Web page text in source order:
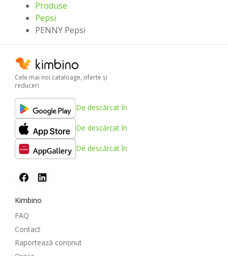
Produse
Pepsi
PENNY Pepsi
Cele mai noi cataloage, oferte şi
reduceri
De descărcat în
De descărcat în
De descărcat în
Kimbino
FAQ
Contact
Raportează conținut